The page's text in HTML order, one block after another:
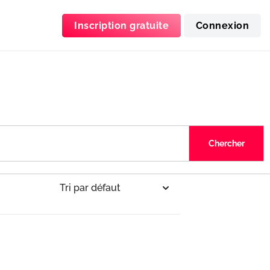
Inscription gratuite Connexion